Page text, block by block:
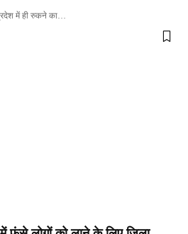
में ही रुकने का…